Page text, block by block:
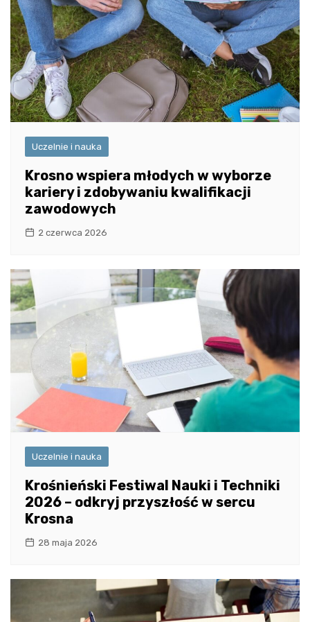
Uczelnie i nauka
Krosno wspiera młodych w wyborze
kariery i zdobywaniu kwalifikacji
zawodowych
2 czerwca 2026
Uczelnie i nauka
Krośnieński Festiwal Nauki i Techniki
2026 – odkryj przyszłość w sercu
Krosna
28 maja 2026